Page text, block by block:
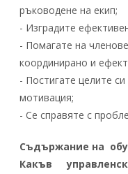
ръководене на екип;
- Изградите
- Помагате на
координирано и
- Постигате целите
мотивация;
- Се справяте с
Съдържание на
Какъв